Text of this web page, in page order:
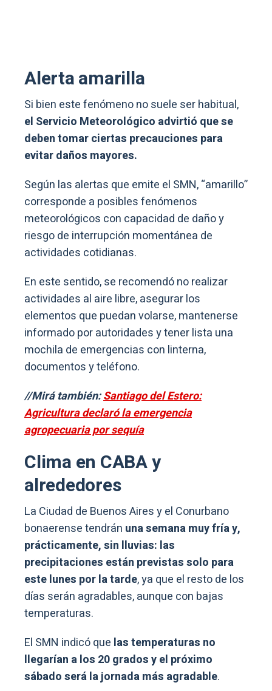
Alerta amarilla
Si bien este fenómeno no suele ser habitual,
el Servicio Meteorológico advirtió que se
deben tomar ciertas precauciones para
evitar daños mayores.
Según las alertas que emite el SMN, “amarillo”
corresponde a posibles fenómenos
meteorológicos con capacidad de daño y
riesgo de interrupción momentánea de
actividades cotidianas.
En este sentido, se recomendó no realizar
actividades al aire libre, asegurar los
elementos que puedan volarse, mantenerse
informado por autoridades y tener lista una
mochila de emergencias con linterna,
documentos y teléfono.
//Mirá también:Santiago del Estero:
Agricultura declaró la emergencia
agropecuaria por sequía
Clima en CABA y
alrededores
La Ciudad de Buenos Aires y el Conurbano
bonaerense tendrán una semana muy fría y,
prácticamente, sin lluvias: las
precipitaciones están previstas solo para
este lunes por la tarde, ya que el resto de los
días serán agradables, aunque con bajas
temperaturas.
El SMN indicó que las temperaturas no
llegarían a los 20 grados y el próximo
sábado será la jornada más agradable.